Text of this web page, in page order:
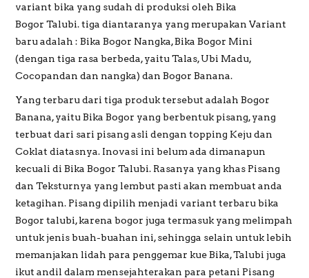
variant bika yang sudah di produksi oleh Bika
Bogor Talubi. tiga diantaranya yang merupakan Variant
baru adalah : Bika Bogor Nangka, Bika Bogor Mini
(dengan tiga rasa berbeda, yaitu Talas, Ubi Madu,
Cocopandan dan nangka) dan Bogor Banana.
Yang terbaru dari tiga produk tersebut adalah Bogor
Banana, yaitu Bika Bogor yang berbentuk pisang, yang
terbuat dari sari pisang asli dengan topping Keju dan
Coklat diatasnya. Inovasi ini belum ada dimanapun
kecuali di Bika Bogor Talubi. Rasanya yang khas Pisang
dan Teksturnya yang lembut pasti akan membuat anda
ketagihan. Pisang dipilih menjadi variant terbaru bika
Bogor talubi, karena bogor juga termasuk yang melimpah
untuk jenis buah-buahan ini, sehingga selain untuk lebih
memanjakan lidah para penggemar kue Bika, Talubi juga
ikut andil dalam mensejahterakan para petani Pisang